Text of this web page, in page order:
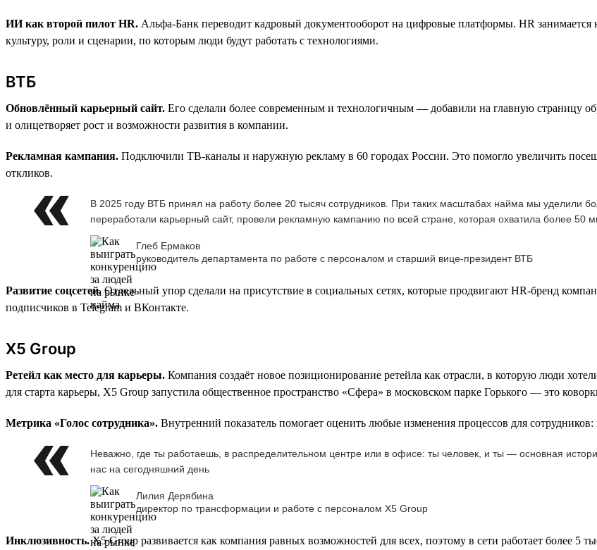
ИИ как второй пилот HR. Альфа-Банк переводит кадровый документооборот на цифровые платформы. HR
культуру, роли и сценарии, по которым люди будут работать с технологиями.
ВТБ
Обновлённый карьерный сайт. Его сделали более современным и технологичным — добавили на главную страницу
и олицетворяет рост и возможности развития в компании.
Рекламная кампания. Подключили ТВ-каналы и наружную рекламу в 60 городах России. Это помогло увеличить
откликов.
В 2025 году ВТБ принял на работу более 20 тысяч сотрудников. При таких масштабах найма мы уделили
переработали карьерный сайт, провели рекламную кампанию по всей стране, которая охватила более 50
Глеб Ермаков
руководитель департамента по работе с персоналом и старший вице-президент ВТБ
Развитие соцсетей. Отдельный упор сделали на присутствие в социальных сетях, которые продвигают HR-бренд
подписчиков в Telegram и ВКонтакте.
X5 Group
Ретейл как место для карьеры. Компания создаёт новое позиционирование ретейла как отрасли, в которую люди
для старта карьеры, X5 Group запустила общественное пространство «Сфера» в московском парке Горького — это
Метрика «Голос сотрудника». Внутренний показатель помогает оценить любые изменения процессов для
Неважно, где ты работаешь, в распределительном центре или в офисе: ты человек, и ты — основная
нас на сегодняшний день
Лилия Дерябина
директор по трансформации и работе с персоналом Х5 Group
Инклюзивность.X5 Group развивается как компания равных возможностей для всех, поэтому в сети работает более 5